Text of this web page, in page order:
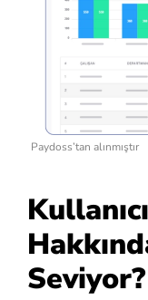
Paydoss’tan alınmıştır
Seviyor?